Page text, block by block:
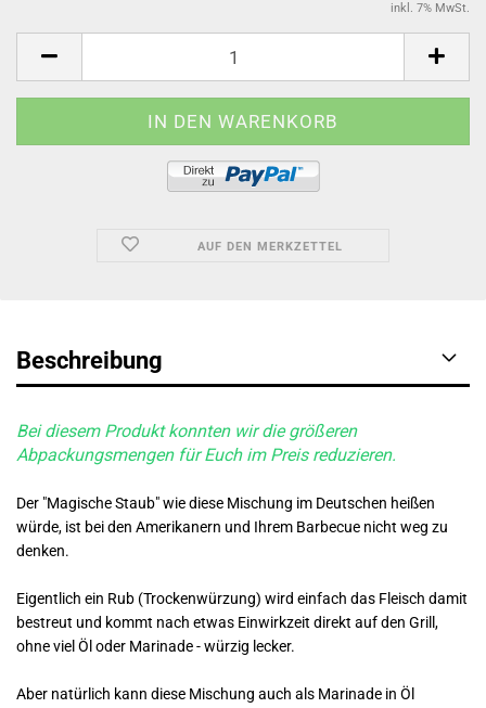
inkl. 7% MwSt.
AUF DEN MERKZETTEL
Beschreibung
Bei diesem Produkt konnten wir die größeren
Abpackungsmengen für Euch im Preis reduzieren.
Der "Magische Staub" wie diese Mischung im Deutschen heißen
würde, ist bei den Amerikanern und Ihrem Barbecue nicht weg zu
denken.
Eigentlich ein Rub (Trockenwürzung) wird einfach das Fleisch damit
bestreut und kommt nach etwas Einwirkzeit direkt auf den Grill,
ohne viel Öl oder Marinade - würzig lecker.
Aber natürlich kann diese Mischung auch als Marinade in Öl